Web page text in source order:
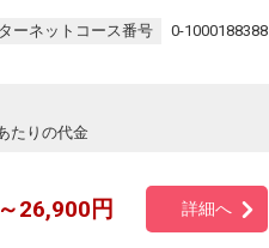
ーネットコース番号 0-1000188388
たりの代金
26,900円 詳細へ